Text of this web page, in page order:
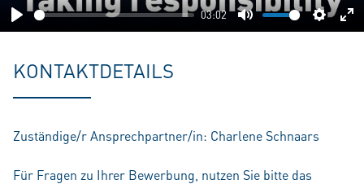
Play
03:02
Mute
KONTAKTDETAILS
Zuständige/r Ansprechpartner/in: Charlene Schnaars
Für Fragen zu Ihrer Bewerbung, nutzen Sie bitte das